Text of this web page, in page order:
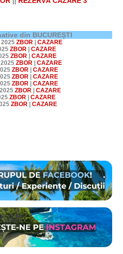
din BUCUREȘTI
ZBOR
CAZARE
ZBOR
CAZARE
ZBOR| CAZARE
ZBOR
CAZARE
ZBOR| CAZARE
ZBOR| CAZARE
ZBOR| CAZARE
ZBOR
CAZARE
ZBOR| CAZARE
ZBOR CAZARE